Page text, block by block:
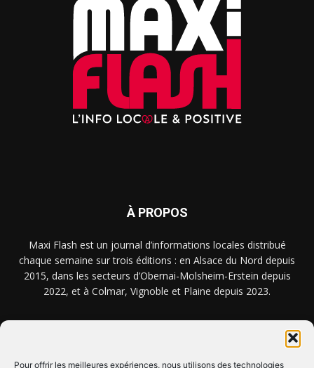
Pour offrir les meilleures expériences, nous utilisons des technologies
À PROPOS
Maxi Flash est un journal d’informations locales distribué
chaque semaine sur trois éditions : en Alsace du Nord depuis
2015, dans les secteurs d’Obernai-Molsheim-Erstein depuis
2022, et à Colmar, Vignoble et Plaine depuis 2023.